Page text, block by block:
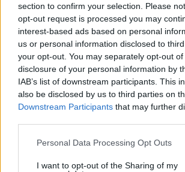
section to confirm your selection. Please
opt-out request is processed you may
interest-based ads based on personal
us or personal information disclosed to
your opt-out. You may separately opt-out
disclosure of your personal information by
IAB’s list of downstream participants. This
also be disclosed by us to third parties on
Downstream Participants that may further
Please note that this website/app uses one
not limited to your visit or usage behaviour.
Personal Data Processing Opt Outs
I want to opt-out of the Sharing of my
képzeletében született meg.
alkotott keresztnevek közül a Tünde
már annyira természetes részének
névkincsnek, hogy sokan nem is
eredetüket.
Ez is